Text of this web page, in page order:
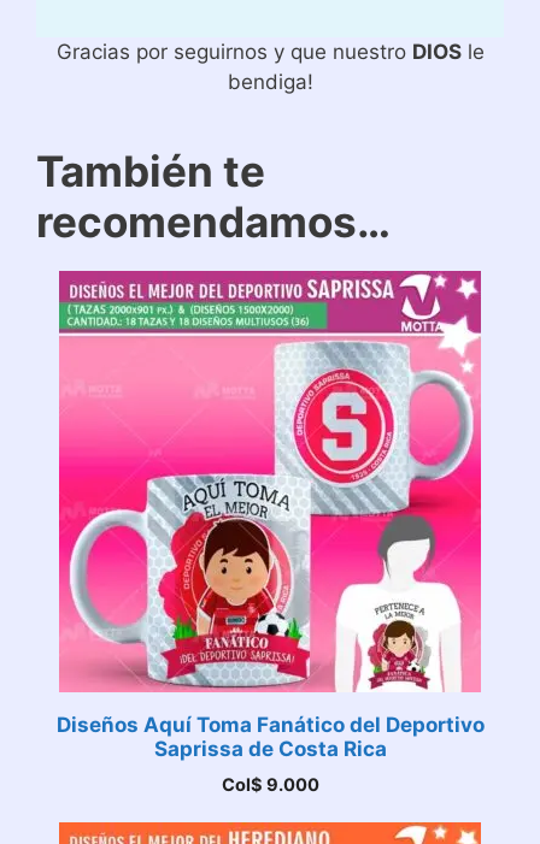
Gracias por seguirnos y que nuestro DIOSle
bendiga!
También te
recomendamos…
Diseños Aquí Toma Fanático del Deportivo
Saprissa de Costa Rica
Col$ 9.000